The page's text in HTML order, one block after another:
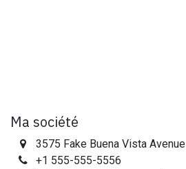
Ma société
3575 Fake Buena Vista Avenue
+1 555-555-5556